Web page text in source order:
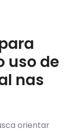
uso de
nas
orientar